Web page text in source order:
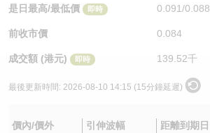
是日最高/最低價 即時 0.091/0.088
前收市價 0.084
成交額 (港元) 即時 139.52千
最後更新時間: 2026-08-10 14:15 (15分鐘延遲)
價內/價外
引伸波幅
距離到期日
認股證/牛熊證日誌
認股證文件及公告
牛熊證到期結算價查詢
牛熊證分析儀
中資ETFs溢價比較
AH 股價對照